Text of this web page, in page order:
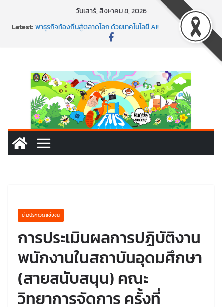
วันเสาร์, สิงหาคม 8, 2026
Latest:
พร้อมลุยแล้ว! ปักหมุดโรดแมป AI อัปสกิลธุรกิจให้พุ่งทะยาน
พาธุรกิจท้องถิ่นสู่ตลาดโลก ด้วยเทคโนโลยี AI!
SMEs ยุคนี้ ถ้าไม่ใช้ AI ถือว่าพลาดมาก!
นอกจากเทคโนโลยีจะล้ำ หัวใจคนทำธุรกิจก็ต้องสตรอง!
ข่าวประกวด แข่งขัน
การประเมินผลการปฏิบัติงาน
พนักงานในสถาบันอุดมศึกษา
(สายสนับสนุน) คณะ
วิทยาการจัดการ ครั้งที่